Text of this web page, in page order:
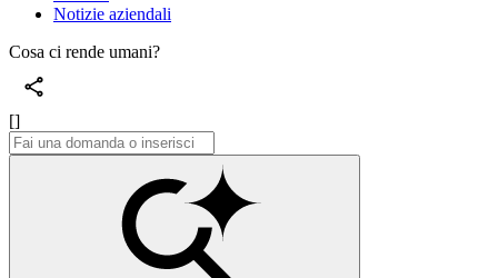
Notizie aziendali
Cosa ci rende umani?
[]